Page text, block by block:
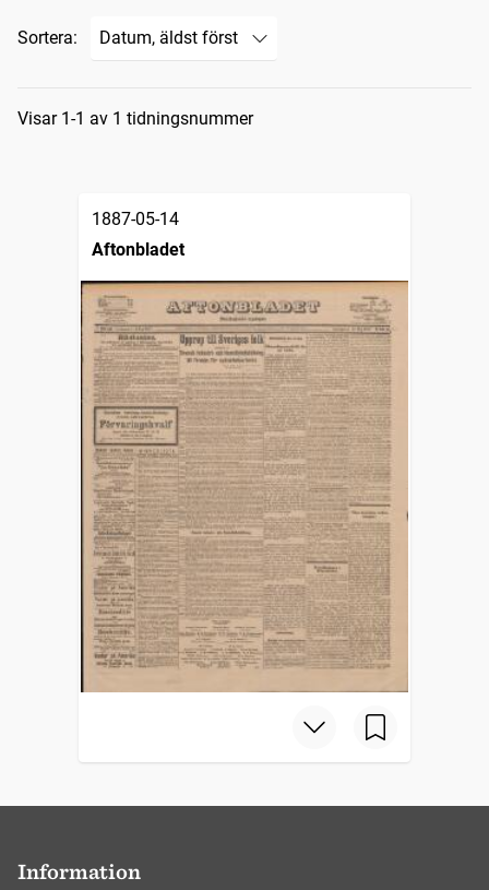
Sortera:
Sökresultat
Visar 1-1 av 1 tidningsnummer
1887-05-14
Aftonbladet
Information